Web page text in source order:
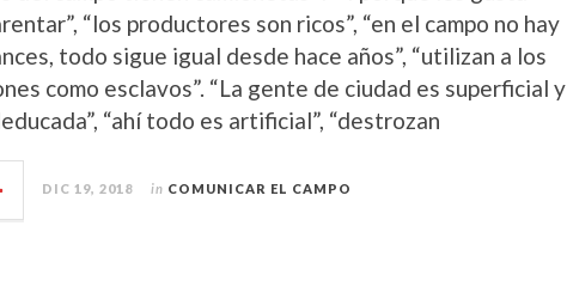
“los productores son ricos”, “en el campo no hay
todo sigue igual desde hace años”, “utilizan a los
como esclavos”. “La gente de ciudad es superficial y
“ahí todo es artificial”, “destrozan
DIC 19, 2018 in COMUNICAR EL CAMPO